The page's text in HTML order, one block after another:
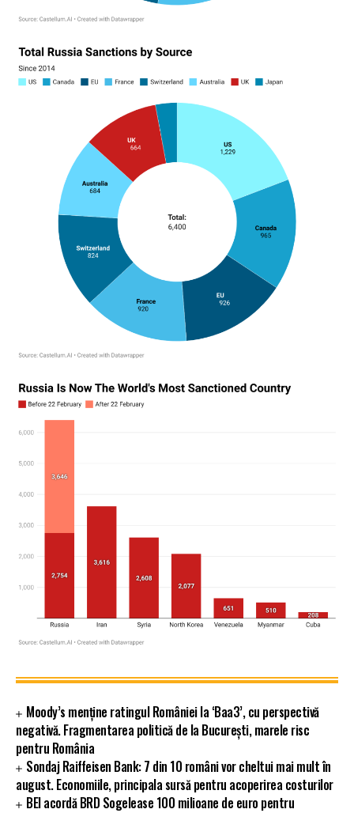
Moody’s menține ratingul României la ‘Baa3’, cu perspectivă
negativă. Fragmentarea politică de la București, marele risc
pentru România
Sondaj Raiffeisen Bank: 7 din 10 români vor cheltui mai mult în
august. Economiile, principala sursă pentru acoperirea costurilor
BEI acordă BRD Sogelease 100 milioane de euro pentru